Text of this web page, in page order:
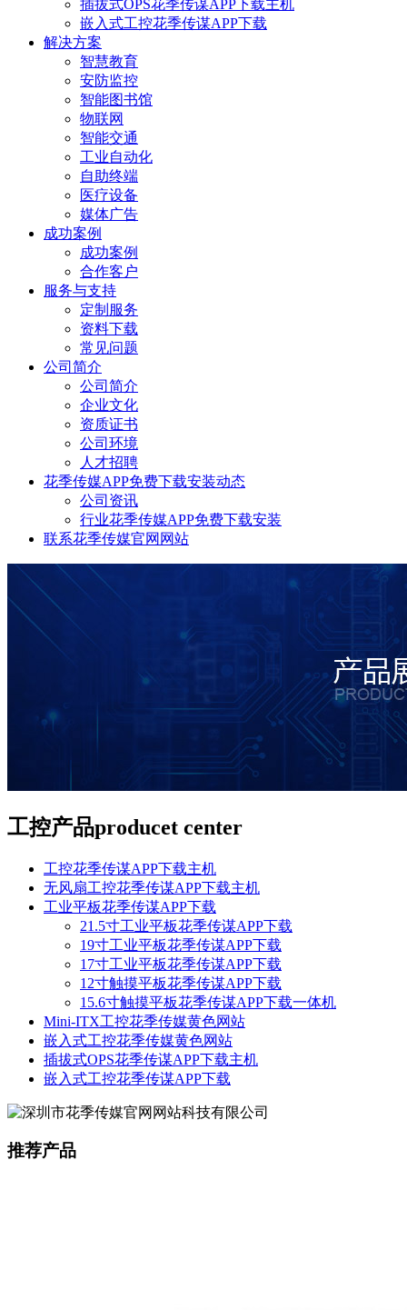
插拔式OPS花季传谋APP下载主机
嵌入式工控花季传谋APP下载
解决方案
智慧教育
安防监控
智能图书馆
物联网
智能交通
工业自动化
自助终端
医疗设备
媒体广告
成功案例
成功案例
合作客户
服务与支持
定制服务
资料下载
常见问题
公司简介
公司简介
企业文化
资质证书
公司环境
人才招聘
花季传媒APP免费下载安装动态
公司资讯
行业花季传媒APP免费下载安装
联系花季传媒官网网站
工控产品producet center
工控花季传谋APP下载主机
无风扇工控花季传谋APP下载主机
工业平板花季传谋APP下载
21.5寸工业平板花季传谋APP下载
19寸工业平板花季传谋APP下载
17寸工业平板花季传谋APP下载
12寸触摸平板花季传谋APP下载
15.6寸触摸平板花季传谋APP下载一体机
Mini-ITX工控花季传媒黄色网站
嵌入式工控花季传媒黄色网站
插拔式OPS花季传谋APP下载主机
嵌入式工控花季传谋APP下载
推荐产品